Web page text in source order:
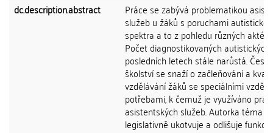
dc.description.abstract
Práce se zabývá problematikou
služeb u žáků s poruchami
spektra a to z pohledu různých aktérů.
Počet diagnostikovaných
posledních letech stále narůstá. České
školství se snaží o začleňování a
vzdělávání žáků se speciálními
potřebami, k čemuž je využíváno
asistentských služeb. Autorka téma
legislativně ukotvuje a odlišuje funkci